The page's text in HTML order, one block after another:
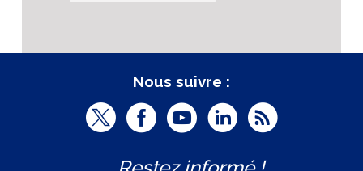
Nous suivre :
T
F
Y
L
R